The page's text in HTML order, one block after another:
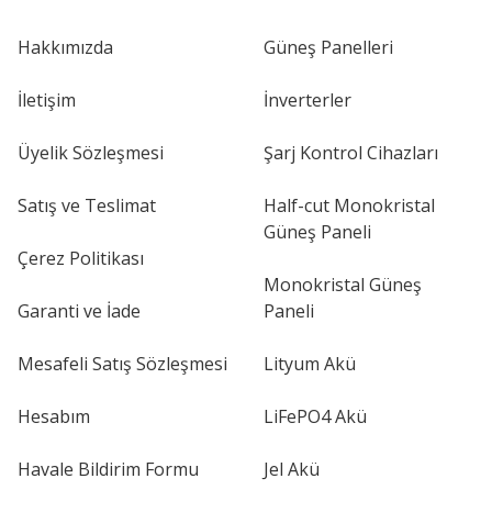
Hakkımızda
İletişim
Üyelik Sözleşmesi
Satış ve Teslimat
Çerez Politikası
Garanti ve İade
Mesafeli Satış Sözleşmesi
Hesabım
Havale Bildirim Formu
Güneş Panelleri
İnverterler
Şarj Kontrol Cihazları
Half-cut Monokristal
Güneş Paneli
Monokristal Güneş
Paneli
Lityum Akü
LiFePO4 Akü
Jel Akü